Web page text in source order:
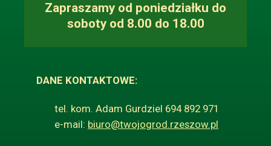
Zapraszamy od poniedziałku do
soboty od 8.00 do 18.00
DANE KONTAKTOWE:
tel. kom. Adam Gurdziel 694 892 971
e-mail: biuro@twojogrod.rzeszow.pl